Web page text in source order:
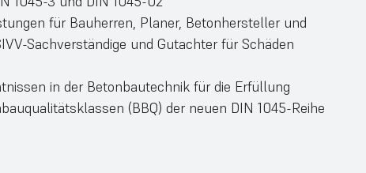
für Bauherren, Planer, Betonhersteller und
Sachverständige und Gutachter für Schäden
in der Betonbautechnik für die Erfüllung
(BBQ) der neuen DIN 1045-Reihe